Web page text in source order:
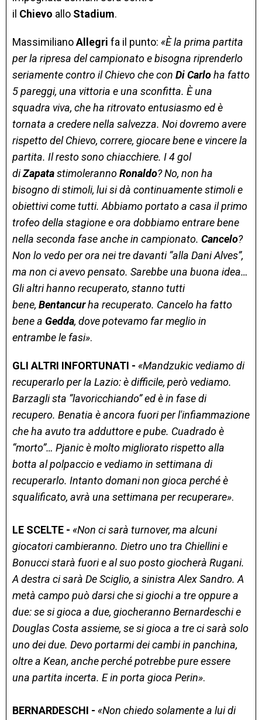
il Chievo allo Stadium.
MassimilianoAllegri fa il punto: «È la prima partita
per la ripresa del campionato e bisogna riprenderlo
seriamente contro il Chievo che con Di Carloha fatto
5 pareggi, una vittoria e una sconfitta. È una
squadra viva, che ha ritrovato entusiasmo ed è
tornata a credere nella salvezza. Noi dovremo avere
rispetto del Chievo, correre, giocare bene e vincere la
partita. Il resto sono chiacchiere. I 4 gol
diZapatastimolerannoRonaldo? No, non ha
bisogno di stimoli, lui si dà continuamente stimoli e
obiettivi come tutti. Abbiamo portato a casa il primo
trofeo della stagione e ora dobbiamo entrare bene
nella seconda fase anche in campionato. Cancelo?
Non lo vedo per ora nei tre davanti “alla Dani Alves”,
ma non ci avevo pensato. Sarebbe una buona idea…
Gli altri hanno recuperato, stanno tutti
bene, Bentancurha recuperato. Cancelo ha fatto
bene a Gedda, dove potevamo far meglio in
entrambe le fasi».
GLI ALTRI INFORTUNATI - «Mandzukic vediamo di
recuperarlo per la Lazio: è difficile, però vediamo.
Barzagli sta “lavoricchiando” ed è in fase di
recupero. Benatia è ancora fuori per l'infiammazione
che ha avuto tra adduttore e pube. Cuadrado è
“morto”… Pjanic è molto migliorato rispetto alla
botta al polpaccio e vediamo in settimana di
recuperarlo. Intanto domani non gioca perché è
squalificato, avrà una settimana per recuperare».
LE SCELTE - «Non ci sarà turnover, ma alcuni
giocatori cambieranno. Dietro uno tra Chiellini e
Bonucci starà fuori e al suo posto giocherà Rugani.
A destra ci sarà De Sciglio, a sinistra Alex Sandro. A
metà campo può darsi che si giochi a tre oppure a
due: se si gioca a due, giocheranno Bernardeschi e
Douglas Costa assieme, se si gioca a tre ci sarà solo
uno dei due. Devo portarmi dei cambi in panchina,
oltre a Kean, anche perché potrebbe pure essere
una partita incerta. E in porta gioca Perin».
BERNARDESCHI - «Non chiedo solamente a lui di